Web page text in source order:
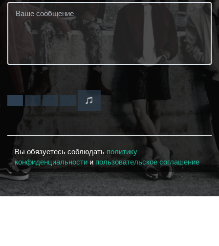
Вы обязуетесь соблюдать политику
конфиденциальности и пользовательское соглашение